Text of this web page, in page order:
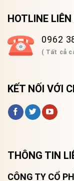
HOTLINE LIÊN
0962
( Tất cả
KẾT NỐI VỚI
THÔNG TIN
CÔNG TY CỔ